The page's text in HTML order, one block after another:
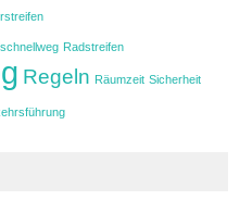
Radstreifen
Regeln Räumzeit Sicherheit